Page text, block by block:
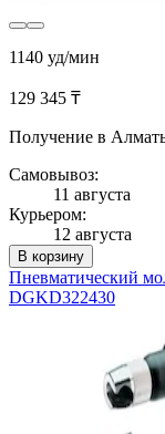
1140 уд/мин
129 345 ₸
Получение в
Самовывоз:
11 августа
Курьером:
12 августа
В корзину
Пневматический
DGKD322430